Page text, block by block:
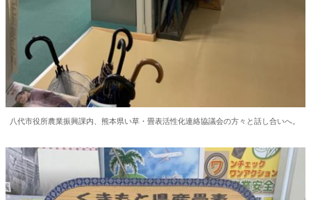
八代市役所農業振興課内、熊本県い草・畳表活性化連絡協議会の方々と話し合いへ。